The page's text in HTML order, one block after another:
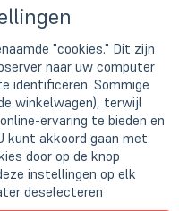
variant
kiezen
P15 Gen 1
Gut| Art.-Nr.A76794
"cookies." Dit zijn
naar uw computer
identificeren. Sommige
winkelwagen), terwijl
ervaring te bieden en
kunt akkoord gaan met
door op de knop
instellingen op elk
deselecteren